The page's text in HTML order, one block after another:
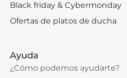
Black friday & Cybermonday
Ofertas de platos de ducha
Ayuda
¿Cómo podemos ayudarte?